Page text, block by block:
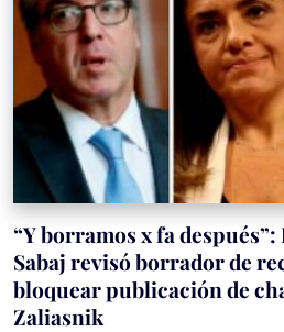
“Y borramos x fa
Sabaj revisó borrador de
bloquear publicación de
Zaliasnik